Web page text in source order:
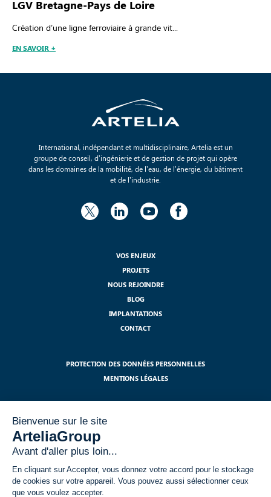
LGV Bretagne-Pays de Loire
Création d’une ligne ferroviaire à grande vit...
EN SAVOIR +
International, indépendant et multidisciplinaire, Artelia est un
groupe de conseil, d’ingénierie et de gestion de projet qui opère
dans les domaines de la mobilité, de l’eau, de l’énergie, du bâtiment
et de l’industrie.
VOS ENJEUX
PROJETS
NOUS REJOINDRE
BLOG
IMPLANTATIONS
CONTACT
PROTECTION DES DONNÉES PERSONNELLES
MENTIONS LÉGALES
S'ABONNER À NOTRE NEWSLETTER